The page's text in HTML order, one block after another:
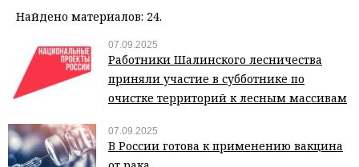
Найдено материалов: 24.
07.09.2025
Работники Шалинского лесничества
приняли участие в субботнике по
очистке территорий к лесным массивам
07.09.2025
В России готова к применению вакцина